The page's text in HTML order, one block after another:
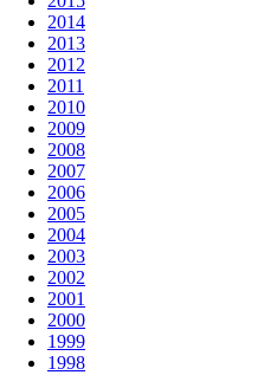
2014
2013
2012
2011
2010
2009
2008
2007
2006
2005
2004
2003
2002
2001
2000
1999
1998